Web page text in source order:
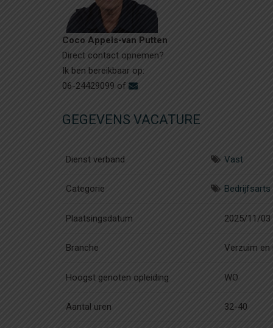
Coco Appels-van Putten
Direct contact opnemen?
Ik ben bereikbaar op:
06-24429099 of
GEGEVENS VACATURE
Dienst verband Vast
Categorie Bedrijfsarts
Plaatsingsdatum 2025/11/03
Branche Verzuim en
Hoogst genoten opleiding WO
Aantal uren 32-40